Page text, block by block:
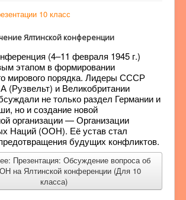
10 класс
Ялтинской конференции
(4–11 февраля 1945 г.)
этапом в формировании
мирового порядка. Лидеры СССР
(Рузвельт) и Великобритании
не только раздел Германии и
но и создание новой
организации — Организации
Наций (ООН). Её устав стал
будущих конфликтов.
Презентация: Обсуждение вопроса об
на Ялтинской конференции (Для 10
класса)